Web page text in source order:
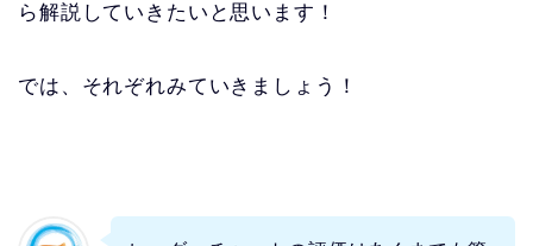
ら解説していきたいと思います！
では、それぞれみていきましょう！